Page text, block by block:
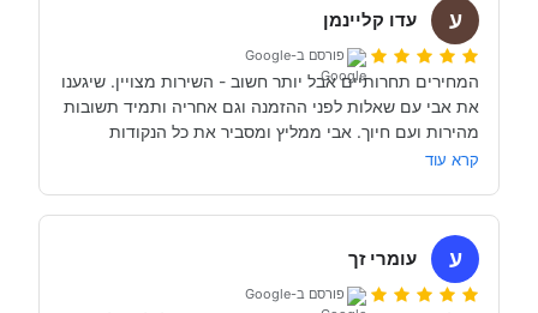
היה זמין לכל שאלה, לפני ובמהלך השהות שלנו (וכמעט ולא
השכרנו את הקרוואן בדורטמונד, בגרמניה- קיבלנו את האוטו
ע עדו קליינמן
פורסם ב-Google
קרא עוד
ע עומרי זך
פורסם ב-Google